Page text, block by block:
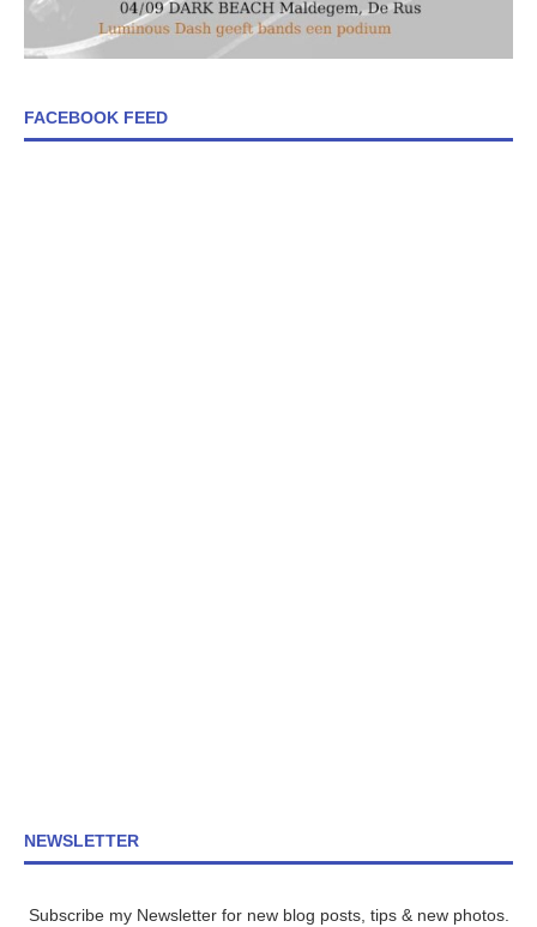
FACEBOOK FEED
NEWSLETTER
Subscribe my Newsletter for new blog posts, tips & new photos.